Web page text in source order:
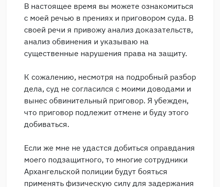
В настоящее время вы можете ознакомиться
с моей речью в прениях и приговором суда. В
своей речи я привожу анализ доказательств,
анализ обвинения и указываю на
существенные нарушения права на защиту.
К сожалению, несмотря на подробный разбор
дела, суд не согласился с моими доводами и
вынес обвинительный приговор. Я убежден,
что приговор подлежит отмене и буду этого
добиваться.
Если же мне не удастся добиться оправдания
моего подзащитного, то многие сотрудники
Архангельской полиции будут бояться
применять физическую силу для задержания